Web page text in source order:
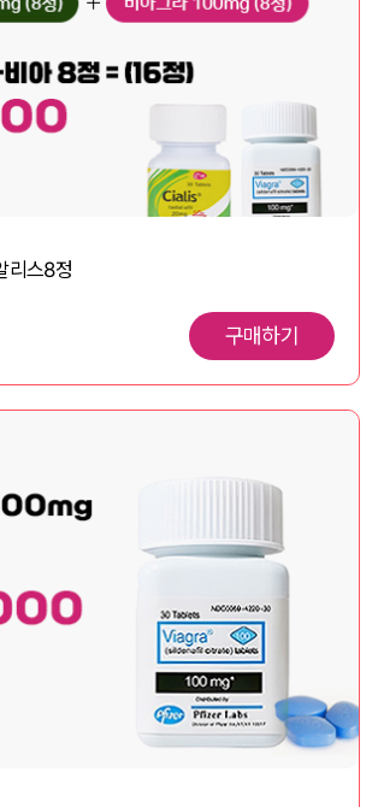
리스8정
구매하기